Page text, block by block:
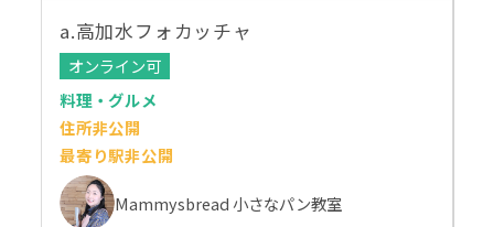
a.高加水フォカッチャ
オンライン可
料理・グルメ
住所非公開
最寄り駅非公開
Mammysbread 小さなパン教室